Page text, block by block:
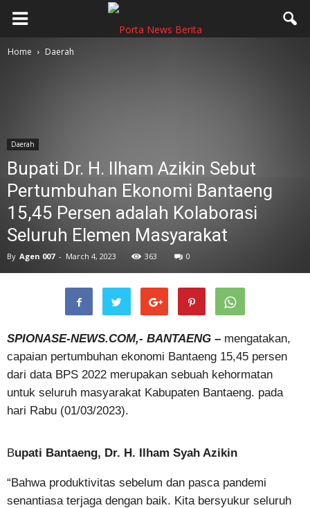
Home Daerah
Daerah
Bupati Dr. H. Ilham Azikin Sebut
Pertumbuhan Ekonomi Bantaeng
15,45 Persen adalah Kolaborasi
Seluruh Elemen Masyarakat
By Agen 007 - March 4, 2023 363 0
SPIONASE-NEWS.COM,- BANTAENG – mengatakan,
capaian pertumbuhan ekonomi Bantaeng 15,45 persen
dari data BPS 2022 merupakan sebuah kehormatan
untuk seluruh masyarakat Kabupaten Bantaeng. pada
hari Rabu (01/03/2023).
Bupati Bantaeng, Dr. H. Ilham Syah Azikin
“Bahwa produktivitas sebelum dan pasca pandemi
senantiasa terjaga dengan baik. Kita bersyukur seluruh